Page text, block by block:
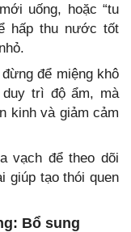
uống, hoặc “tu
hấp thu nước tốt
để miệng khô
trì độ ẩm, mà
kinh và giảm cảm
vạch để theo dõi
giúp tạo thói quen
Bổ sung